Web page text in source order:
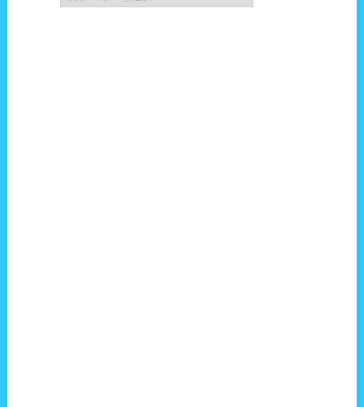
テ